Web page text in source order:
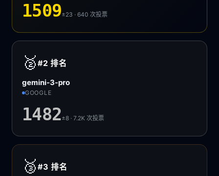
1509±23 · 640次投票
🥈 #2排名
gemini-3-pro
GOOGLE
1482±8 · 7.2K次投票
🥉 #3排名